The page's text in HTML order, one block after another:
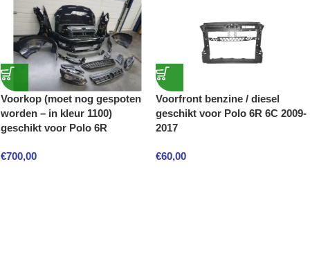
Voorkop (moet nog gespoten
worden – in kleur 1100)
geschikt voor Polo 6R
€700,00
Voorfront benzine / diesel
geschikt voor Polo 6R 6C 2009-
2017
€60,00